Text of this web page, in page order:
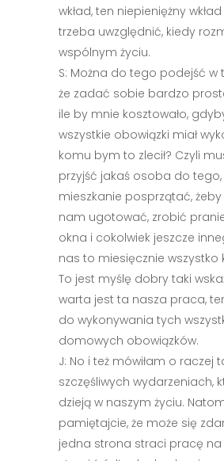
wkład, ten niepieniężny
trzeba uwzględnić, kiedy
wspólnym życiu.
S: Można do tego podejść w
że zadać sobie bardzo
ile by mnie kosztowało,
wszystkie obowiązki miał
komu bym to zlecił? Czyli
przyjść jakaś osoba do
mieszkanie posprzątać,
nam ugotować, zrobić
okna i cokolwiek jeszcze
nas to miesięcznie wszystko
To jest myślę dobry taki
warta jest ta nasza praca,
do wykonywania tych
domowych obowiązków.
J: No i też mówiłam o raczej
szczęśliwych wydarzeniach,
dzieją w naszym życiu.
pamiętajcie, że może się
jedna strona straci pracę na